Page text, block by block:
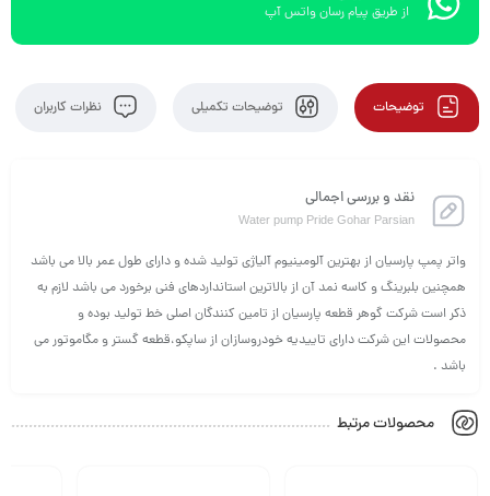
از طریق پیام رسان واتس آپ
توضیحات توضیحات تکمیلی نظرات کاربران
نقد و بررسی اجمالی
Water pump Pride Gohar Parsian
واتر پمپ پارسیان از بهترین آلومینیوم آلیاژی تولید شده و دارای طول عمر بالا می باشد
همچنین بلبرینگ و کاسه نمد آن از بالاترین استانداردهای فنی برخورد می باشد لازم به
ذکر است شرکت گوهر قطعه پارسیان از تامین کنندگان اصلی خط تولید بوده و
محصولات این شرکت دارای تاییدیه خودروسازان از ساپکو،قطعه گستر و مگاموتور می
باشد .
محصولات مرتبط